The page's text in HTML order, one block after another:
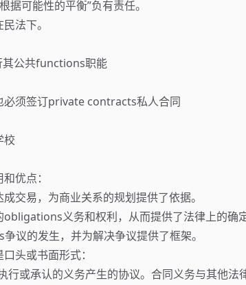
可能性的平衡”负有责任。
法下。
公共functions职能
须签订private contracts私人合同
校
优点：
交易，为商业关系的规划提供了依据。
义务和权利，从而提供了法律上的确定
议的发生，并为解决争议提供了框架。
头或书面形式：
行或承认的义务产生的协议。合同义务与其他法